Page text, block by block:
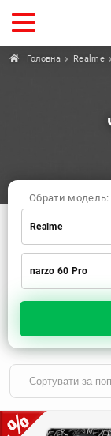
Головна Realme
Обрати модель:
Realme
Xiaomi
Apple
Huawei
Realme
TECNO
ZTE
OnePlus
Motorola
narzo 60 Pro